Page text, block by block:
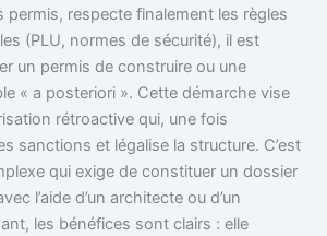
permis, respecte finalement les règles
(PLU, normes de sécurité), il est
un permis de construire ou une
« a posteriori ». Cette démarche vise
rétroactive qui, une fois
sanctions et légalise la structure. C’est
qui exige de constituer un dossier
l’aide d’un architecte ou d’un
les bénéfices sont clairs : elle